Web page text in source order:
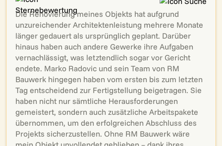
Die Renovierung meines Objekts hat aufgrund
unzureichender Architektenleistung mehrere Monate
länger gedauert als ursprünglich geplant. Darüber
hinaus haben auch andere Gewerke ihre Aufgaben
vernachlässigt, was letztendlich sogar vor Gericht
endete. Marko Radovic und sein Team von RM
Bauwerk hingegen haben vom ersten bis zum letzten
Tag entscheidend zur Fertigstellung beigetragen. Sie
haben nicht nur sämtliche Herausforderungen
gemeistert, sondern auch zusätzliche Arbeitspakete
übernommen, um den erfolgreichen Abschluss des
Projekts sicherzustellen. Ohne RM Bauwerk wäre